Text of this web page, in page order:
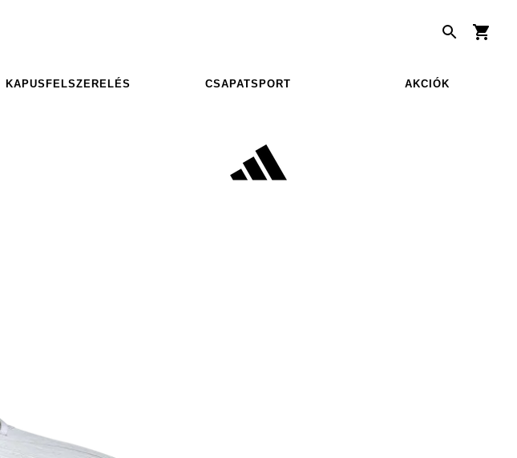
KAPUSFELSZERELÉS CSAPATSPORT AKCIÓK